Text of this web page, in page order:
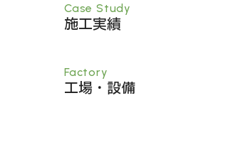
Case Study
施工実績
Factory
工場・設備